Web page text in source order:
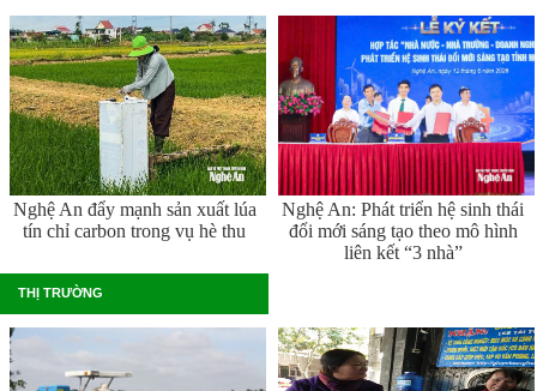
Nghệ An đẩy mạnh sản xuất lúa
tín chỉ carbon trong vụ hè thu
Nghệ An: Phát triển hệ sinh thái
đổi mới sáng tạo theo mô hình
liên kết “3 nhà”
THỊ TRƯỜNG